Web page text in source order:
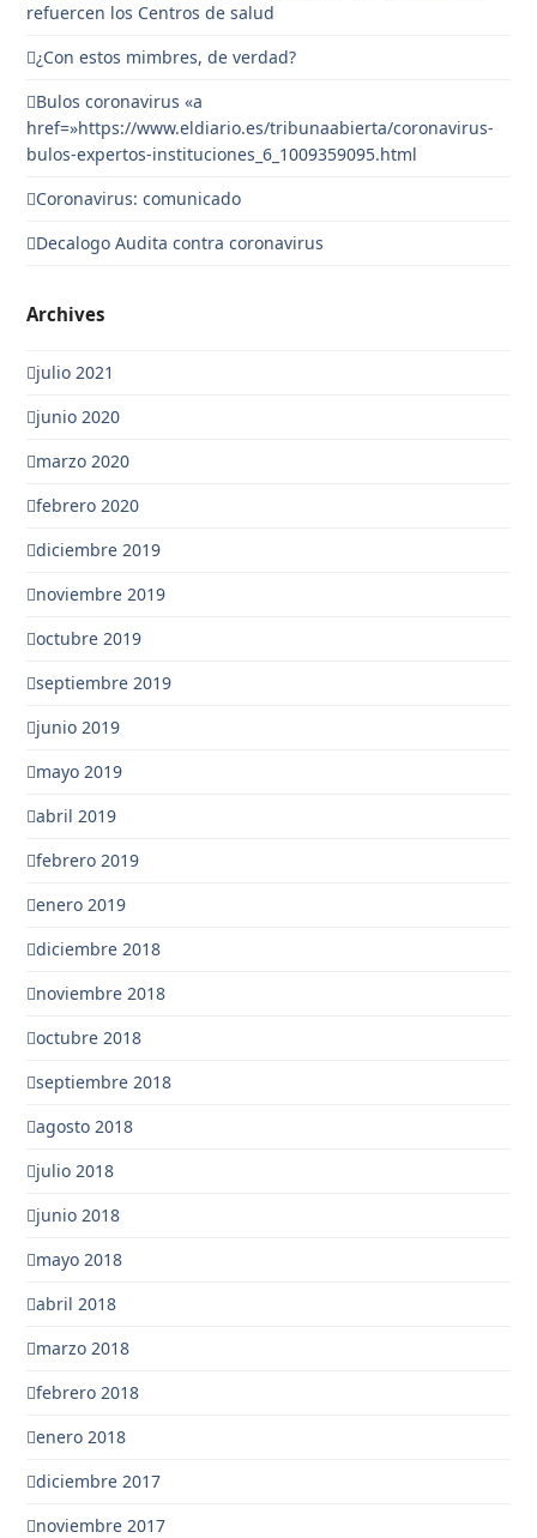
refuercen los Centros de salud
¿Con estos mimbres, de verdad?
Bulos coronavirus «a
href=»https://www.eldiario.es/tribunaabierta/coronavirus-
bulos-expertos-instituciones_6_1009359095.html
Coronavirus: comunicado
Decalogo Audita contra coronavirus
Archives
julio 2021
junio 2020
marzo 2020
febrero 2020
diciembre 2019
noviembre 2019
octubre 2019
septiembre 2019
junio 2019
mayo 2019
abril 2019
febrero 2019
enero 2019
diciembre 2018
noviembre 2018
octubre 2018
septiembre 2018
agosto 2018
julio 2018
junio 2018
mayo 2018
abril 2018
marzo 2018
febrero 2018
enero 2018
diciembre 2017
noviembre 2017